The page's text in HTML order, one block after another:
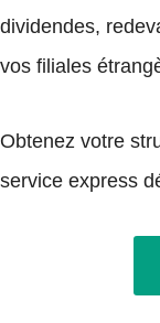
dividendes,
vos filiales
Obtenez votre
service express